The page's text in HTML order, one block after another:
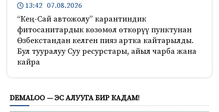
13:42 07.08.2026
“Кең-Сай автожолу” карантиндик
фитосанитардык көзөмөл өткөрүү пунктунан
Өзбекстандан келген пияз артка кайтарылды.
Бул тууралуу Суу ресурстары, айыл чарба жана
кайра
DEMALOO — ЭС АЛУУГА БИР КАДАМ!